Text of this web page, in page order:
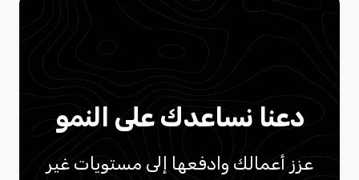
دعنا نساعدك على النمو
عزز أعمالك وادفعها إلى مستويات غير